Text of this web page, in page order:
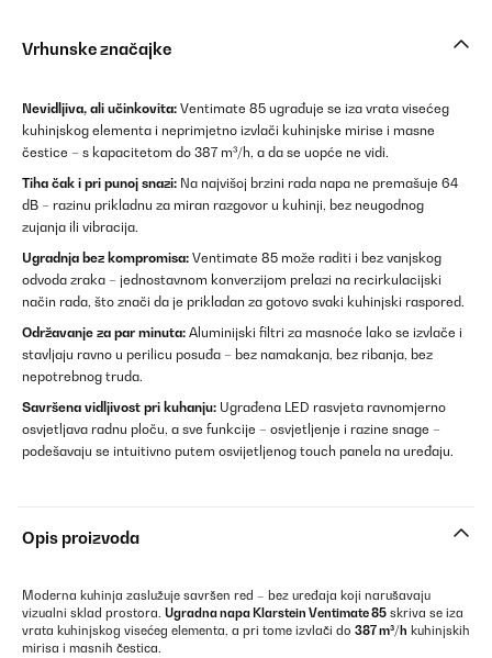
Vrhunske značajke
Nevidljiva, ali učinkovita: Ventimate 85 ugrađuje se iza vrata visećeg
kuhinjskog elementa i neprimjetno izvlači kuhinjske mirise i masne
čestice – s kapacitetom do 387 m³/h, a da se uopće ne vidi.
Tiha čak i pri punoj snazi: Na najvišoj brzini rada napa ne premašuje 64
dB – razinu prikladnu za miran razgovor u kuhinji, bez neugodnog
zujanja ili vibracija.
Ugradnja bez kompromisa: Ventimate 85 može raditi i bez vanjskog
odvoda zraka – jednostavnom konverzijom prelazi na recirkulacijski
način rada, što znači da je prikladan za gotovo svaki kuhinjski raspored.
Održavanje za par minuta: Aluminijski filtri za masnoće lako se izvlače i
stavljaju ravno u perilicu posuđa – bez namakanja, bez ribanja, bez
nepotrebnog truda.
Savršena vidljivost pri kuhanju: Ugrađena LED rasvjeta ravnomjerno
osvjetljava radnu ploču, a sve funkcije – osvjetljenje i razine snage –
podešavaju se intuitivno putem osvijetljenog touch panela na uređaju.
Opis proizvoda
Moderna kuhinja zaslužuje savršen red – bez uređaja koji narušavaju
vizualni sklad prostora. Ugradna napa Klarstein Ventimate 85 skriva se iza
vrata kuhinjskog visećeg elementa, a pri tome izvlači do 387 m³/h kuhinjskih
mirisa i masnih čestica.